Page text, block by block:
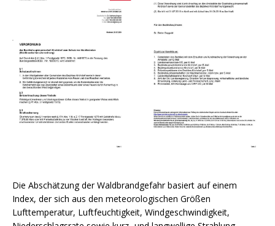
Die Abschätzung der Waldbrandgefahr basiert auf einem
Index, der sich aus den meteorologischen Größen
Lufttemperatur, Luftfeuchtigkeit, Windgeschwindigkeit,